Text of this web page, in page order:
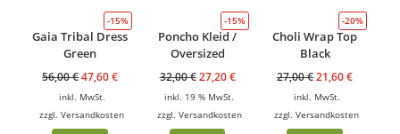
-15%
Gaia Tribal Dress
Green
56,00€47,60€
inkl. MwSt.
zzgl.Versandkosten
-15%
Poncho Kleid /
Oversized
32,00€ 27,20€
inkl. 19 % MwSt.
zzgl. Versandkosten
-20%
Choli Wrap Top
Black
27,00€21,60€
inkl. MwSt.
zzgl.Versandkosten